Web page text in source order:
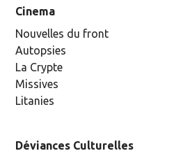
Cinema
Nouvelles du front
Autopsies
La Crypte
Missives
Litanies
Déviances Culturelles